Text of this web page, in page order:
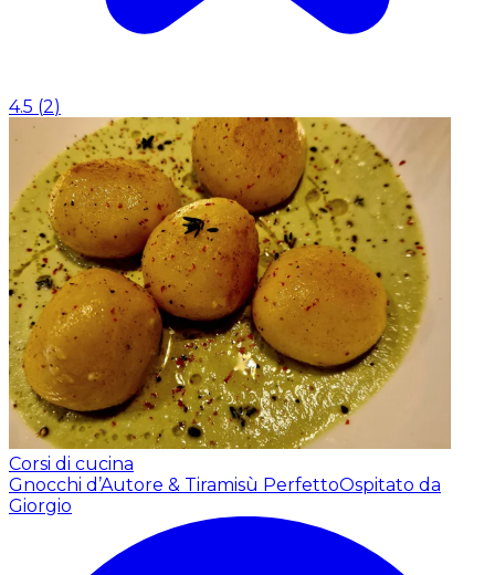
4.5 (2)
Corsi di cucina
Gnocchi d’Autore & Tiramisù PerfettoOspitato da
Giorgio